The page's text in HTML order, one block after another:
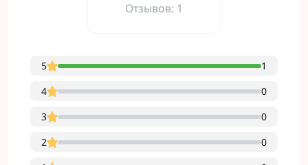
Отзывов: 1
5
1
4
0
3
0
2
0